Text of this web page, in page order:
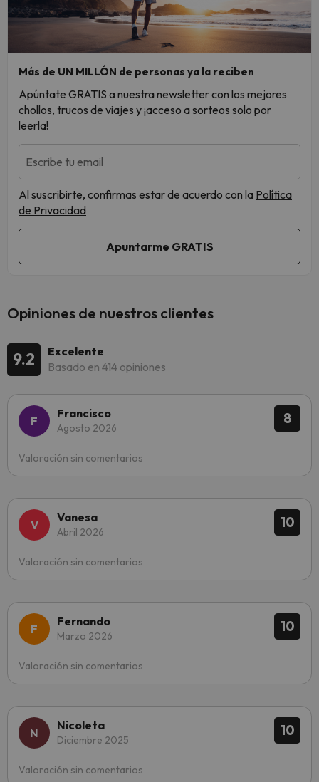
Más de UN MILLÓN de personas ya la reciben
Apúntate GRATIS a nuestra newsletter con los mejores
chollos, trucos de viajes y ¡acceso a sorteos solo por
leerla!
Escribe tu email
Al suscribirte, confirmas estar de acuerdo con la Política
de Privacidad
Opiniones de nuestros clientes
9.2
Excelente
Basado en 414 opiniones
8
Francisco
Agosto 2026
Valoración sin comentarios
10
Vanesa
Abril 2026
Valoración sin comentarios
10
Fernando
Marzo 2026
Valoración sin comentarios
10
Nicoleta
Diciembre 2025
Valoración sin comentarios